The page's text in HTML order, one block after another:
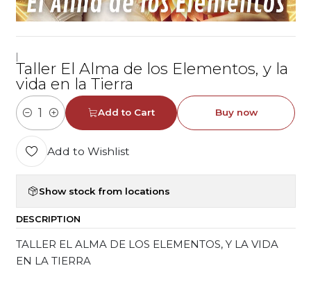
Taller El Alma de los Elementos, y la
vida en la Tierra
Quantity
Add to Cart Buy now
Add to Wishlist
Show stock from locations
DESCRIPTION
TALLER EL ALMA DE LOS ELEMENTOS, Y LA VIDA
EN LA TIERRA